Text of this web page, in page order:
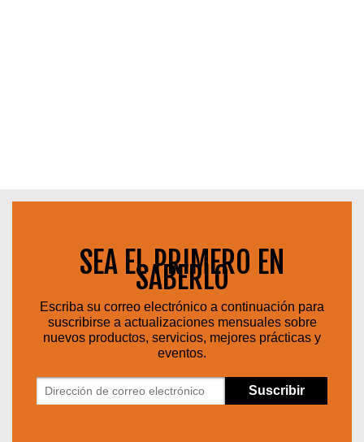
SEA EL PRIMERO EN
SABERLO
Escriba su correo electrónico a continuación para
suscribirse a actualizaciones mensuales sobre
nuevos productos, servicios, mejores prácticas y
eventos.